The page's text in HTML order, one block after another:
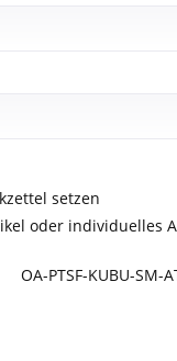
setzen
oder individuelles
OA-PTSF-KUBU-SM-